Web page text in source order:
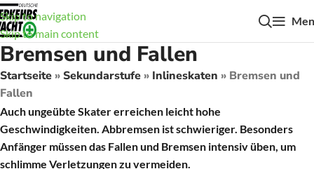
Skip to navigation
Skip to main content
Bremsen und Fallen
Startseite»Sekundarstufe» Inlineskaten » Bremsen und
Fallen
Auch ungeübte Skater erreichen leicht hohe
Geschwindigkeiten. Abbremsen ist schwieriger. Besonders
Anfänger müssen das Fallen und Bremsen intensiv üben, um
schlimme Verletzungen zu vermeiden.